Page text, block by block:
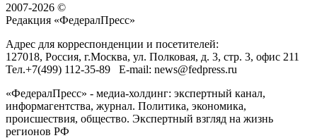
2007-2026 ©
Редакция «ФедералПресс»
Адрес для корреспонденции и посетителей:
127018, Россия, г.Москва, ул. Полковая, д. 3, стр. 3, офис 211
Тел.+7(499) 112-35-89 E-mail: news@fedpress.ru
«ФедералПресс» - медиа-холдинг: экспертный канал,
информагентства, журнал. Политика, экономика,
происшествия, общество. Экспертный взгляд на жизнь
регионов РФ